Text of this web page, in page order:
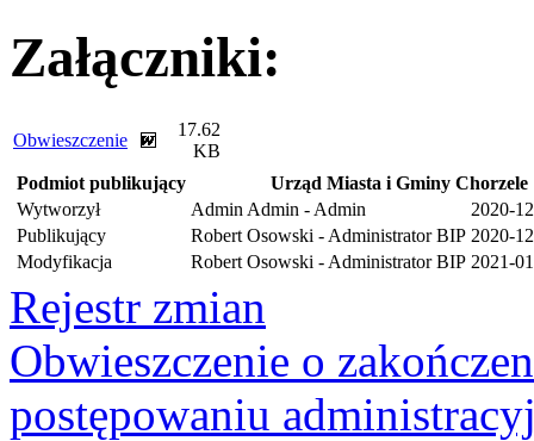
Załączniki:
Obwieszczenie
17.62
KB
Podmiot publikujący
Urząd Miasta i Gminy Chorzele
Wytworzył
Admin Admin - Admin
2020-
Publikujący
Robert Osowski - Administrator BIP 2020-
Modyfikacja
Robert Osowski - Administrator BIP 2021-
Rejestr zmian
Obwieszczenie o
postępowaniu